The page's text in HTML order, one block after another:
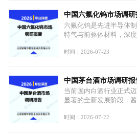
领域渗透”的战略体系，
需资源。
中国六氟化钨市场调研
六氟化钨是先进半导体
特气与前驱体材料，深
沉积（CVD）、原子层
密制造流程。
时间：2026-07-23
中国茅台酒市场调研报
当前国内白酒行业正式
显著的全新发展阶段，
道。贵州茅台凭借独一
时间：2026-07-22